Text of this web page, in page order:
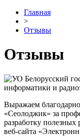
Главная
>
Отзывы
Отзывы
Выражаем
«Сеолоджик» за
разработку
веб-сайта